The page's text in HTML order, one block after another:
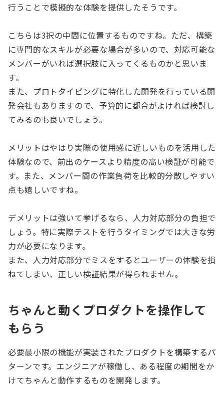
行うことで模擬的な体験を提供したそうです。
こちらは3択の中間に位置するものですね。ただ、構築
に専門的なスキルが必要な場合が多いので、対応可能な
メンバーがいれば選択肢に入ってくるものかと思いま
す。
また、プロトタイピングに特化した開発を行っている開
発会社もありますので、予算的に都合がよければ検討し
てみるのも良いでしょう。
メリットはやはり実際の使用感に近しいものを活用した
体験なので、前出のケースより精度の高い検証が可能で
す。また、メンバー間の作業負荷を比較的分散しやすい
点も嬉しいですね。
デメリットは強いて挙げるなら、人力対応部分の負担で
しょう。特に実際テストを行うタイミングでは大きな労
力が必要になります。
また、人力対応部分でミスをするとユーザーの体験を損
ねてしまい、正しい検証結果が得られません。
ちゃんと動くプロダクトを操作して
もらう
必要最小限の機能が実装されたプロダクトを構築するパ
ターンです。エンジニアが稼働し、ある程度の期間をか
けてちゃんと動作するものを開発します。